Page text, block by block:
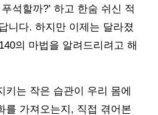
석할까?’ 하고 한숨 쉬신 적
니다. 하지만 이제는 달라졌
의 마법을 알려드리려고 해
키는 작은 습관이 우리 몸에
를 가져오는지, 직접 겪어본